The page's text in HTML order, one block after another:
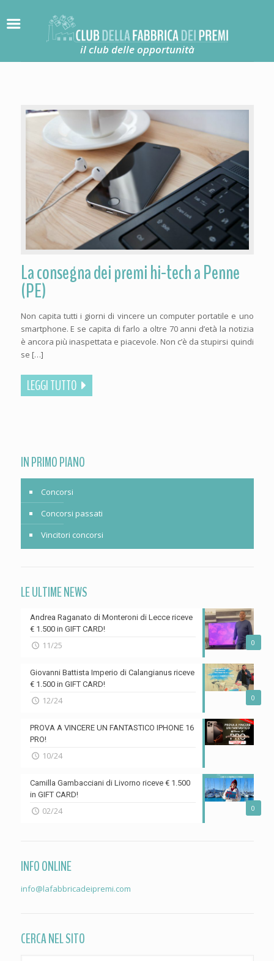
il club delle opportunità
La consegna dei premi hi-tech a Penne
(PE)
Non capita tutti i giorni di vincere un computer portatile e uno
smartphone. E se capita di farlo a oltre 70 anni d’età la notizia
è ancora più inaspettata e piacevole. Non c’è da stupirsi quindi
se […]
LEGGI TUTTO
IN PRIMO PIANO
Concorsi
Concorsi passati
Vincitori concorsi
LE ULTIME NEWS
0
Andrea Raganato di Monteroni di Lecce riceve
€ 1.500 in GIFT CARD!
11/25
0
Giovanni Battista Imperio di Calangianus riceve
€ 1.500 in GIFT CARD!
12/24
PROVA A VINCERE UN FANTASTICO IPHONE 16
PRO!
10/24
0
Camilla Gambacciani di Livorno riceve € 1.500
in GIFT CARD!
02/24
INFO ONLINE
info@lafabbricadeipremi.com
CERCA NEL SITO